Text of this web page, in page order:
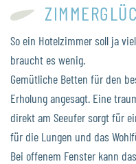
So ein Hotelzimmer soll ja
braucht es wenig.
Gemütliche Betten für den
Erholung angesagt. Eine
direkt am Seeufer sorgt für
für die Lungen und das
Bei offenem Fenster kann